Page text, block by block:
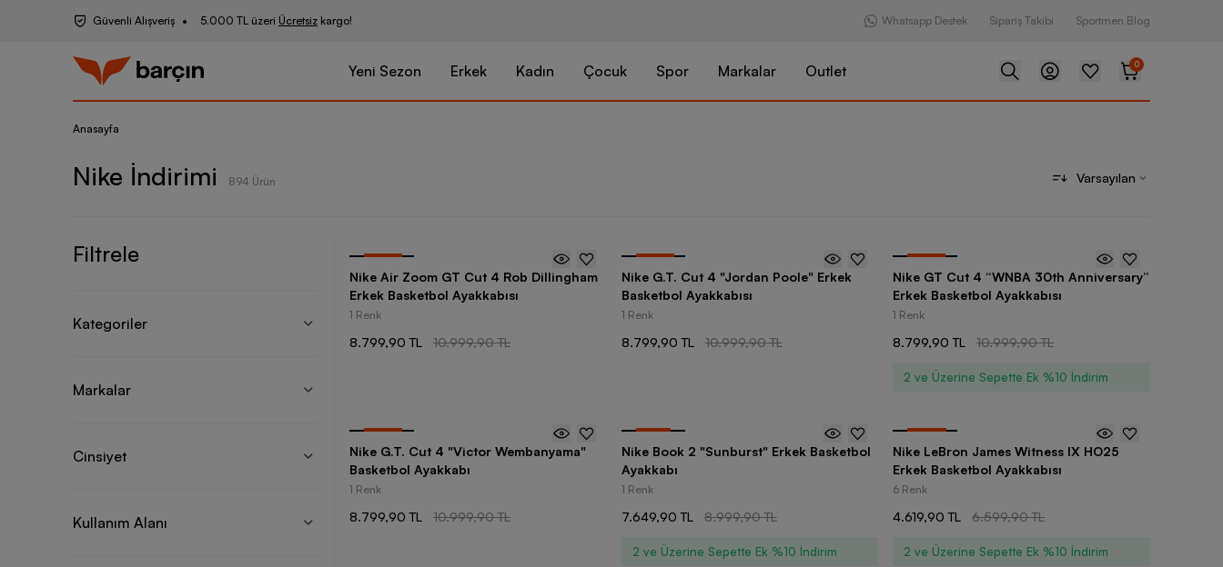
Güvenli Alışveriş 5.000 TL üzeri Ücretsiz kargo! Whatsapp Destek Sipariş Takibi Sportmen Blog
Yeni Sezon Erkek Kadın Çocuk Spor Markalar Outlet 0
Anasayfa
Nike İndirimi 894 Ürün Varsayılan
Filtrele
Kategoriler
Markalar
Cinsiyet
Kullanım Alanı
Nike Air Zoom GT Cut 4 Rob Dillingham
Erkek Basketbol Ayakkabısı
1 Renk
8.799,90 TL 10.999,90 TL
Nike G.T. Cut 4 "Jordan Poole" Erkek
Basketbol Ayakkabısı
1 Renk
8.799,90 TL 10.999,90 TL
Nike GT Cut 4 “WNBA 30th Anniversary”
Erkek Basketbol Ayakkabısı
1 Renk
8.799,90 TL 10.999,90 TL
2 ve Üzerine Sepette Ek %10 İndirim
Nike G.T. Cut 4 "Victor Wembanyama"
Basketbol Ayakkabı
1 Renk
8.799,90 TL 10.999,90 TL
Nike Book 2 "Sunburst" Erkek Basketbol
Ayakkabı
1 Renk
7.649,90 TL 8.999,90 TL
2 ve Üzerine Sepette Ek %10 İndirim
Nike LeBron James Witness IX HO25
Erkek Basketbol Ayakkabısı
6 Renk
4.619,90 TL 6.599,90 TL
2 ve Üzerine Sepette Ek %10 İndirim